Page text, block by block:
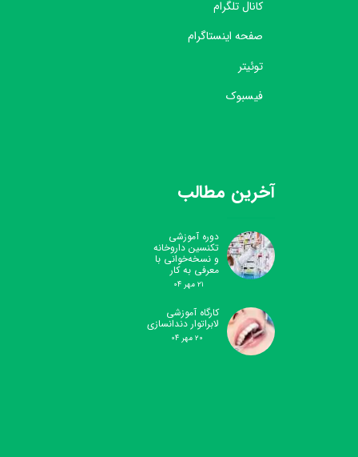
آخرین مطالب
دوره آموزشی
تکنسین داروخانه
و نسخه‌خوانی با
معرفی به کار
۲۱ مهر ۰۴
کارگاه آموزشی
لابراتوار دندانسازی
۲۰ مهر ۰۴
کانال تلگرام
صفحه اینستاگرام
توئیتر
فیسبوک